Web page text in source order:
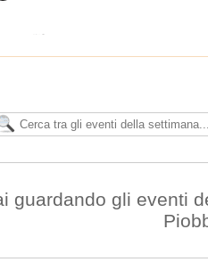
guardando gli eventi